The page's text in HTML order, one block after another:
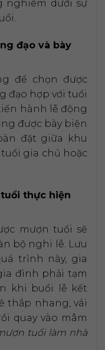
nghiêm dưới sự
đạo và bày
để chọn được
đạo hợp với tuổi
hành lễ động
được bày biện
đặt giữa khu
gia chủ hoặc
tuổi thực hiện
mượn tuổi sẽ
bộ nghi lễ. Lưu
trình này, gia
đình phải tạm
khi buổi lễ kết
thắp nhang, vái
quay vào mâm
tuổi làm nhà